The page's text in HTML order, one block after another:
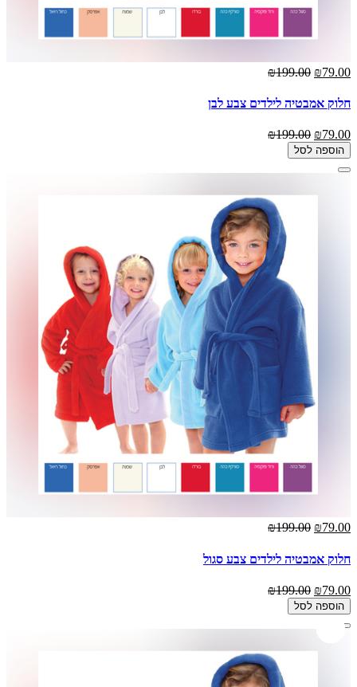
₪79.00
₪199.00
חלוק אמבטיה לילדים צבע לבן
₪79.00
₪199.00
הוספה לסל
₪79.00
₪199.00
חלוק אמבטיה לילדים צבע סגול
₪79.00
₪199.00
הוספה לסל